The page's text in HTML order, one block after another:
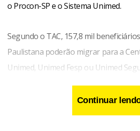
o Procon-SP e o Sistema Unimed.
Segundo o TAC, 157,8 mil
Paulistana poderão migrar para a
Unimed, Unimed Fesp ou Unimed
vale para clientes dos planos
coletivos empresariais com menos de
Informações sobre os demais
Continuar